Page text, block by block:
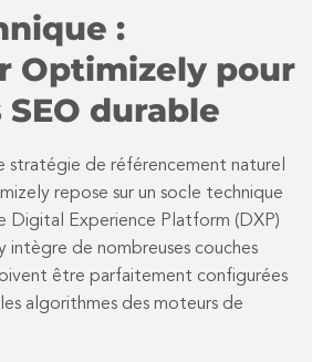
:
Optimizely pour
durable
stratégie de référencement naturel
repose sur un socle technique
Digital Experience Platform (DXP)
de nombreuses couches
être parfaitement configurées
algorithmes des moteurs de